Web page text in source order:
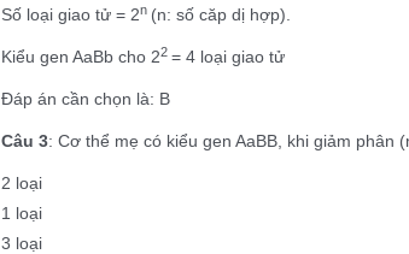
Số loại giao tử = 2n (n: số căp dị hợp).
Kiểu gen AaBb cho 22 = 4 loại giao tử
Đáp án cần chọn là: B
Câu 3: Cơ thể mẹ có kiểu gen AaBB, khi giảm
2 loại
1 loại
3 loại